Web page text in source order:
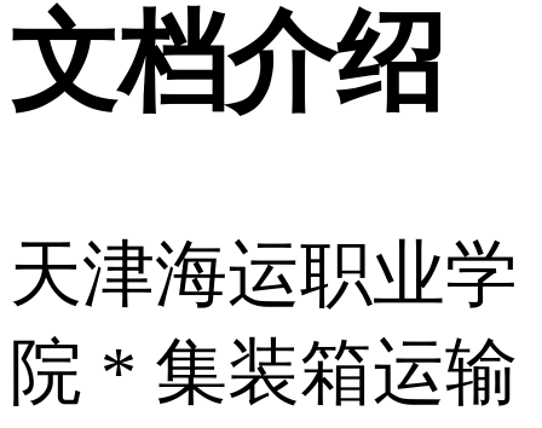
文档介绍
天津海运职业学
院 * 集装箱运输